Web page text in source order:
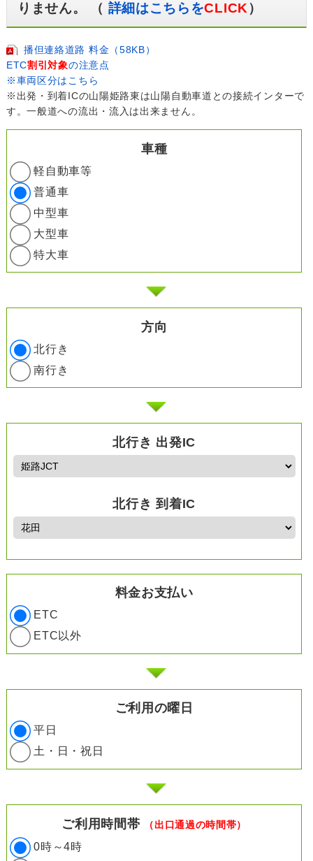
りません。 （ 詳細はこちらをCLICK ）
播但連絡道路 料金（58KB）
ETC割引対象の注意点
※車両区分はこちら
※出発・到着ICの山陽姫路東は山陽自動車道との接続インターで
す。一般道への流出・流入は出来ません。
車種
軽自動車等
普通車
中型車
大型車
特大車
方向
北行き
南行き
北行き 出発IC
北行き 到着IC
料金お支払い
ETC
ETC以外
ご利用の曜日
平日
土・日・祝日
ご利用時間帯 （出口通過の時間帯）
0時～4時